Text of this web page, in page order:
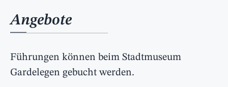
Angebote
Führungen können beim Stadtmuseum
Gardelegen gebucht werden.